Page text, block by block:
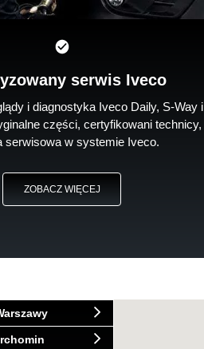
serwis Iveco
i diagnostyka Iveco Daily, S-Way i
części, certyfikowani technicy,
serwisowa w systemie Iveco.
ZOBACZ WIĘCEJ